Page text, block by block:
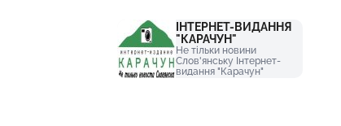
ІНТЕРНЕТ-ВИДАННЯ
"КАРАЧУН"
Не тільки новини
Слов'янську Інтернет-
видання "Карачун"